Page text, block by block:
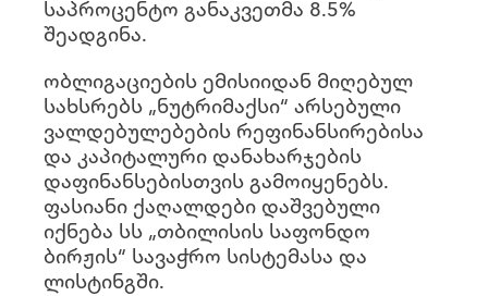
საპროცენტო განაკვეთმა 8.5%
შეადგინა.
ობლიგაციების ემისიიდან მიღებულ
სახსრებს „ნუტრიმაქსი“ არსებული
ვალდებულებების რეფინანსირებისა
და კაპიტალური დანახარჯების
დაფინანსებისთვის გამოიყენებს.
ფასიანი ქაღალდები დაშვებული
იქნება სს „თბილისის საფონდო
ბირჟის“ სავაჭრო სისტემასა და
ლისტინგში.